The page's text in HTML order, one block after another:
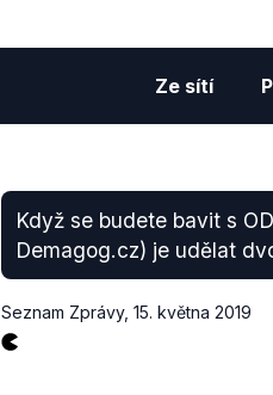
Ze sítí
Když se budete bavit s
Demagog.cz) je udělat
Seznam Zprávy, 15. května 2019